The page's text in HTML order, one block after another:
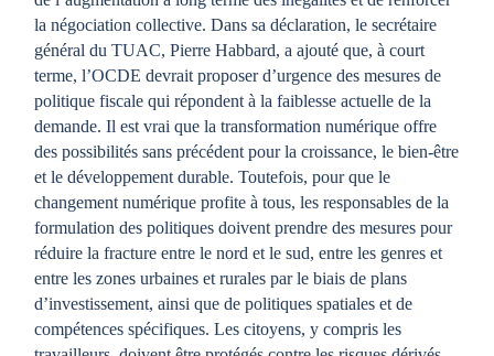
la négociation collective. Dans sa déclaration, le secrétaire
général du TUAC, Pierre Habbard, a ajouté que, à court
terme, l’OCDE devrait proposer d’urgence des mesures de
politique fiscale qui répondent à la faiblesse actuelle de la
demande. Il est vrai que la transformation numérique offre
des possibilités sans précédent pour la croissance, le bien-être
et le développement durable. Toutefois, pour que le
changement numérique profite à tous, les responsables de la
formulation des politiques doivent prendre des mesures pour
réduire la fracture entre le nord et le sud, entre les genres et
entre les zones urbaines et rurales par le biais de plans
d’investissement, ainsi que de politiques spatiales et de
compétences spécifiques. Les citoyens, y compris les